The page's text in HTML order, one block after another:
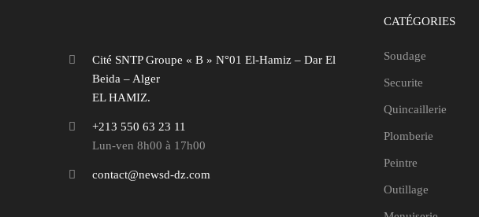
Cité SNTP Groupe « B » N°01 El-Hamiz – Dar El
Beida – Alger
EL HAMIZ.
+213 550 63 23 11
Lun-ven 8h00 à 17h00
contact@newsd-dz.com
CATÉGORIES
Soudage
Securite
Quincaillerie
Plomberie
Peintre
Outillage